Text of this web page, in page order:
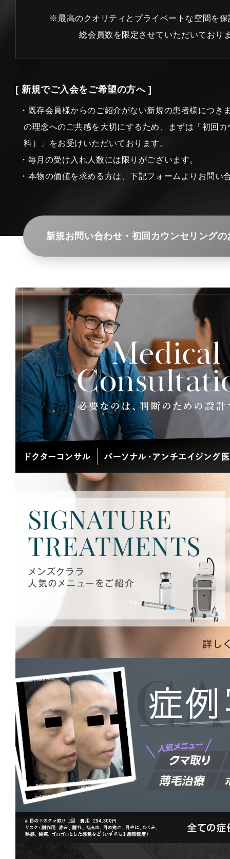
※最高のクオリティとプライベートな空間を保
総会員数を限定させていただいており
[ 新規でご入会をご希望の方へ ]
・既存会員様からのご紹介がない新規の患者様につき
の理念へのご共感を大切にするため、まずは「初回
料）」をお受けいただいております。
・毎月の受け入れ人数には限りがございます。
・本物の価値を求める方は、下記フォームよりお問い
新規お問い合わせ・初回カウンセリングの